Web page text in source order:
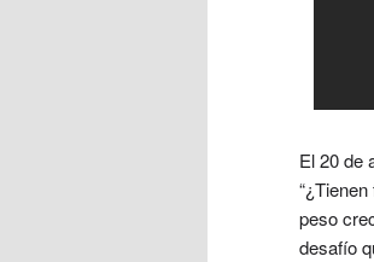
El 20 de
peso
desafío